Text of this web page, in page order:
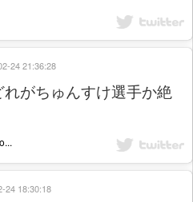
がちゅんすけ選手か絶
24 21:36:28
24 18:30:18